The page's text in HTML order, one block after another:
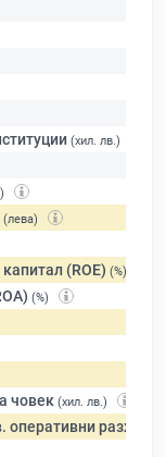
(хил. лв.)
(лева)
(ROE) (%)
(%)
човек (хил. лв.)
оперативни разходи